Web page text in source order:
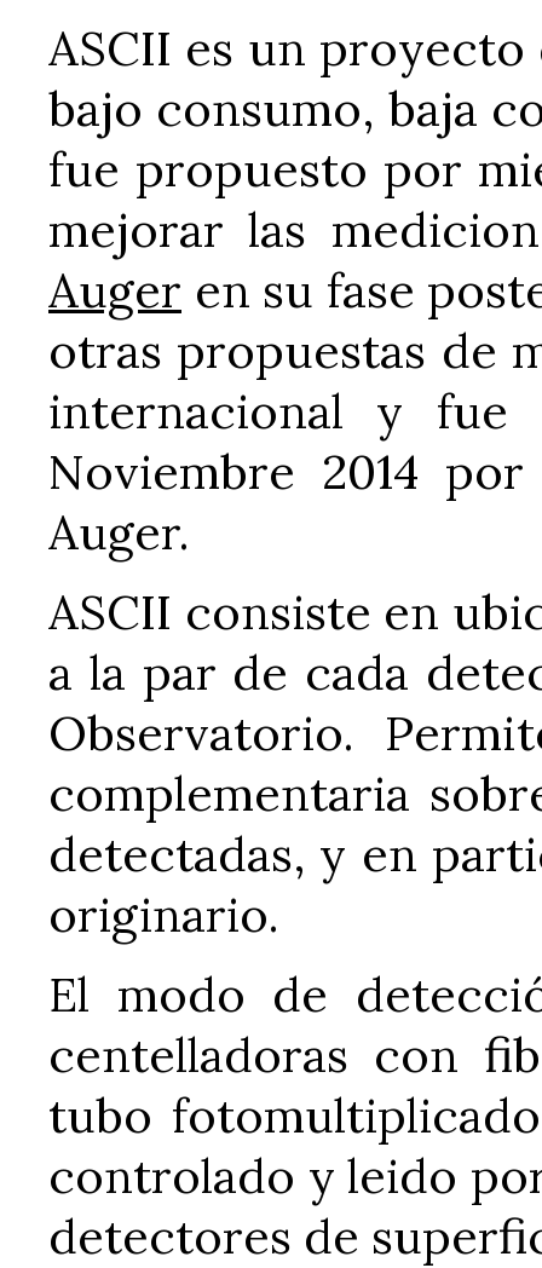
ASCII es un
bajo consumo, baja
fue propuesto por
mejorar las
Auger en su fase
otras propuestas de
internacional y
Noviembre 2014
Auger.
ASCII consiste en
a la par de cada
Observatorio.
complementaria
detectadas, y en
originario.
El modo de
centelladoras con
tubo
controlado y leido
detectores de